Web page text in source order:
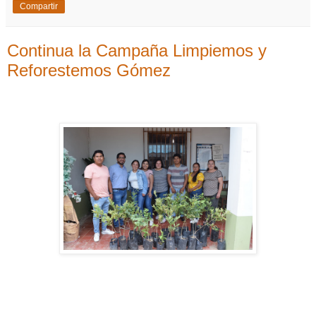
Compartir
Continua la Campaña Limpiemos y
Reforestemos Gómez